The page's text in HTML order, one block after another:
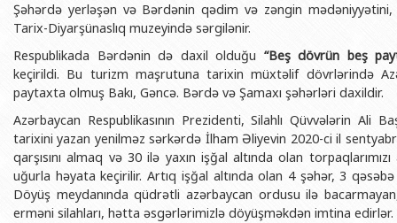
Şəhərdə yerləşən və Bərdənin qədim və zəngin
Tarix-Diyarşünaslıq muzeyində sərgilənir.
Respublikada Bərdənin də daxil olduğu “Beş dövrün beş
keçirildi. Bu turizm maşrutuna tarixin müxtəlif dövrlərində
paytaxta olmuş Bakı, Gəncə. Bərdə və Şamaxı şəhərləri daxildir.
Azərbaycan Respublikasının Prezidenti, Silahlı Qüvvələrin Ali
tarixini yazan yenilməz sərkərdə İlham Əliyevin 2020-ci il
qarşısını almaq və 30 ilə yaxın işğal altında olan
uğurla həyata keçirilir. Artıq işğal altında olan 4 şəhər, 3
Döyüş meydanında qüdrətli azərbaycan ordusu ilə
erməni silahları, hətta əsgərlərimizlə döyüşməkdən imtina edirlər.